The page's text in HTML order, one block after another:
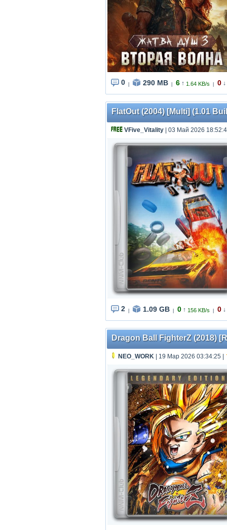
0 290 MB 6 ↑ 1.64 KB/s 0 ↓
FlatOut (2004) [Multi] (1.01
VFive_Vitality | 03 Май 2026
2 1.09 GB 0 ↑ 156 KB/s 0 ↓
Dragon Ball FighterZ (2018)
NEO_WORK | 19 Мар 2026 03:34:25